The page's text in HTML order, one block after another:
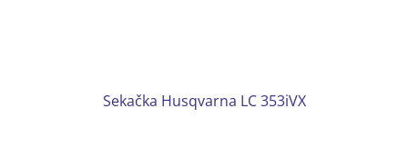
Sekačka Husqvarna LC 353iVX